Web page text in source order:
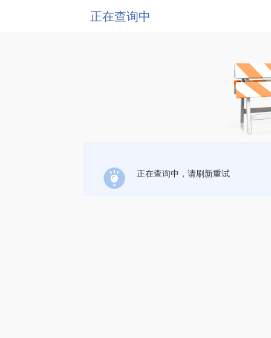
正在查询中
正在查询中，请刷新重试